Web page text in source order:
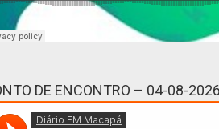
DE ENCONTRO – 04-08-2026